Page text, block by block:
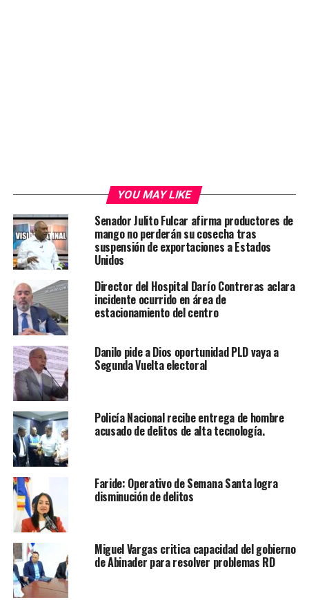
YOU MAY LIKE
Senador Julito Fulcar afirma productores de
mango no perderán su cosecha tras
suspensión de exportaciones a Estados
Unidos
Director del Hospital Darío Contreras aclara
incidente ocurrido en área de
estacionamiento del centro
Danilo pide a Dios oportunidad PLD vaya a
Segunda Vuelta electoral
Policía Nacional recibe entrega de hombre
acusado de delitos de alta tecnología.
Faride: Operativo de Semana Santa logra
disminución de delitos
Miguel Vargas critica capacidad del gobierno
de Abinader para resolver problemas RD